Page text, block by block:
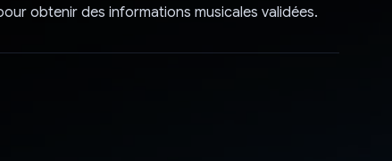
obtenir des informations musicales validées.